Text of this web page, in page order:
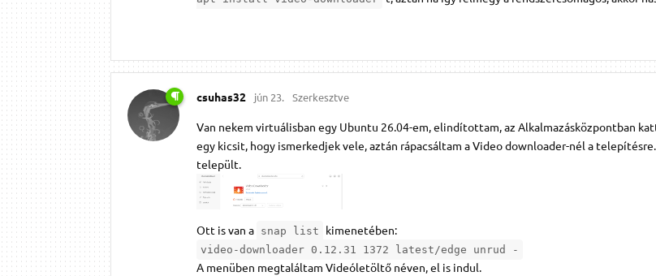
csuhas32 jún 23. Szerkesztve
Van nekem virtuálisban egy Ubuntu 26.04-em, elindítottam, az Alkalmazásközpontban
egy kicsit, hogy ismerkedjek vele, aztán rápacsáltam a Video downloader-nél a
települt.
Ott is van a snap list kimenetében:
video-downloader 0.12.31 1372 latest/edge unrud -
A menüben megtaláltam Videóletöltő néven, el is indul.